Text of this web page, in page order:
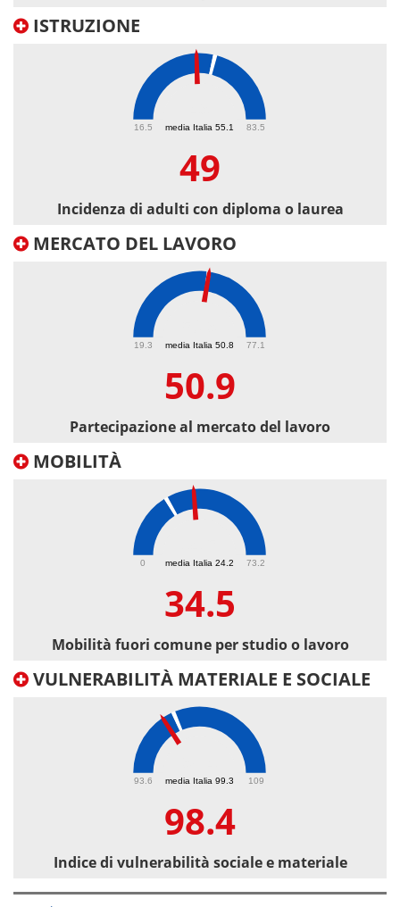
ISTRUZIONE
media Italia 55.1
16.5 83.5
49
Incidenza di adulti con diploma o laurea
MERCATO DEL LAVORO
media Italia 50.8
19.3 77.1
50.9
Partecipazione al mercato del lavoro
MOBILITÀ
media Italia 24.2
0 73.2
34.5
Mobilità fuori comune per studio o lavoro
VULNERABILITÀ MATERIALE E SOCIALE
media Italia 99.3
93.6 109
98.4
Indice di vulnerabilità sociale e materiale